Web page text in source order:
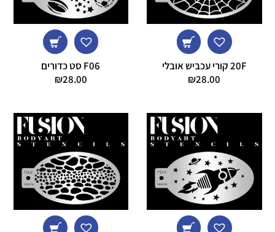
20F קורי עכביש אובלי
₪28.00
F06 סט כדורים
₪28.00